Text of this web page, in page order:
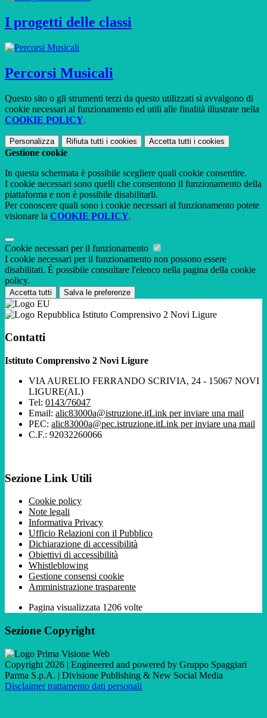
I progetti delle classi
Percorsi Musicali
Questo sito o gli strumenti terzi da questo utilizzati si avvalgono di
cookie necessari al funzionamento ed utili alle finalità illustrate nella
COOKIE POLICY.
Personalizza Rifiuta tutti i cookies Accetta tutti i cookies
Gestione cookie
In questa schermata è possibile scegliere quali cookie consentire.
I cookie necessari sono quelli che consentono il funzionamento della
piattaforma e non è possibile disabilitarli.
Per conoscere quali sono i cookie necessari al funzionamento potete
visionare la COOKIE POLICY.
Cookie necessari per il funzionamento
I cookie necessari per il funzionamento non possono essere
disabilitati. È possibile consultare l'elenco nella pagina della cookie
policy.
Accetta tutti Salva le preferenze
Istituto Comprensivo 2 Novi Ligure
Contatti
Istituto Comprensivo 2 Novi Ligure
VIA AURELIO FERRANDO SCRIVIA, 24 - 15067 NOVI
LIGURE(AL)
Tel: 0143/76047
Email: alic83000a@istruzione.itLink per inviare una mail
PEC: alic83000a@pec.istruzione.itLink per inviare una mail
C.F.: 92032260066
Sezione Link Utili
Cookie policy
Note legali
Informativa Privacy
Ufficio Relazioni con il Pubblico
Dichiarazione di accessibilità
Obiettivi di accessibilità
Whistleblowing
Gestione consensi cookie
Amministrazione trasparente
Pagina visualizzata 1206 volte
Sezione Copyright
Copyright 2026 | Engineered and powered by Gruppo Spaggiari
Parma S.p.A. | Divisione Publishing & New Social Media
Disclaimer trattamento dati personali